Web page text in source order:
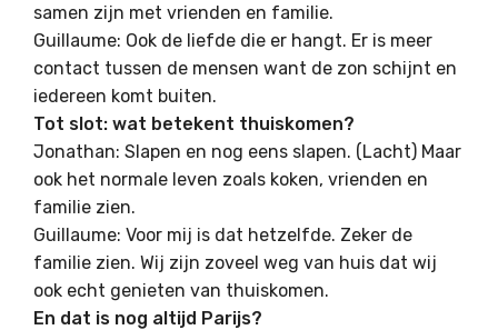
samen zijn met vrienden en familie.
Guillaume: Ook de liefde die er hangt. Er is meer
contact tussen de mensen want de zon schijnt en
iedereen komt buiten.
Tot slot: wat betekent thuiskomen?
Jonathan: Slapen en nog eens slapen. (Lacht) Maar
ook het normale leven zoals koken, vrienden en
familie zien.
Guillaume: Voor mij is dat hetzelfde. Zeker de
familie zien. Wij zijn zoveel weg van huis dat wij
ook echt genieten van thuiskomen.
En dat is nog altijd Parijs?